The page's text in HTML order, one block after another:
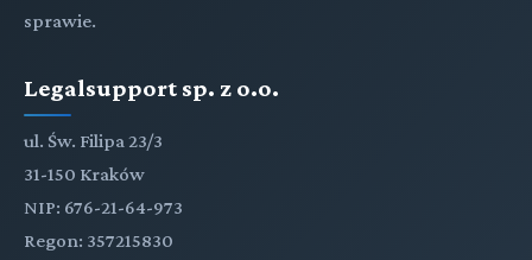
sprawie.
Legalsupport sp. z o.o.
ul. Św. Filipa 23/3
31-150 Kraków
NIP: 676-21-64-973
Regon: 357215830